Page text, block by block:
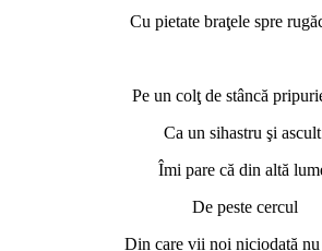
Cu pietate braţele spre
Pe un colţ de stâncă
Ca un sihastru şi
Îmi pare că din altă
De peste cercul
Din care vii noi niciodată nu